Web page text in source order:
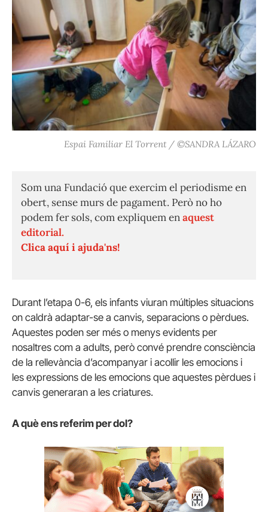
Espai Familiar El Torrent / ©SANDRA LÁZARO
Som una Fundació que exercim el periodisme en
obert, sense murs de pagament. Però no ho
podem fer sols, com expliquem enaquest
editorial.
Clica aquí i ajuda'ns!
Durant l’etapa 0-6, els infants viuran múltiples situacions
on caldrà adaptar-se a canvis, separacions o pèrdues.
Aquestes poden ser més o menys evidents per
nosaltres com a adults, però convé prendre consciència
de la rellevància d’acompanyar i acollir les emocions i
les expressions de les emocions que aquestes pèrdues i
canvis generaran a les criatures.
A què ens referim per dol?